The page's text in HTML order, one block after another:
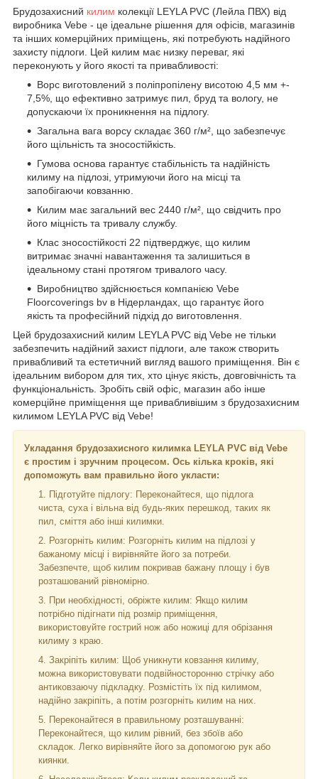
Брудозахисний килим колекції LEYLA PVC (Лейла ПВХ) від
виробника Vebe - це ідеальне рішення для офісів, магазинів
та інших комерційних приміщень, які потребують надійного
захисту підлоги. Цей килим має низку переваг, які
переконують у його якості та привабливості:
Ворс виготовлений з поліпропілену висотою 4,5 мм +-
7,5%, що ефективно затримує пил, бруд та вологу, не
допускаючи їх проникнення на підлогу.
Загальна вага ворсу складає 360 г/м², що забезпечує
його щільність та зносостійкість.
Гумова основа гарантує стабільність та надійність
килиму на підлозі, утримуючи його на місці та
запобігаючи ковзанню.
Килим має загальний вес 2440 г/м², що свідчить про
його міцність та тривалу службу.
Клас зносостійкості 22 підтверджує, що килим
витримає значні навантаження та залишиться в
ідеальному стані протягом тривалого часу.
Виробництво здійснюється компанією Vebe
Floorcoverings bv в Нідерландах, що гарантує його
якість та професійний підхід до виготовлення.
Цей брудозахисний килим LEYLA PVC від Vebe не тільки
забезпечить надійний захист підлоги, але також створить
привабливий та естетичний вигляд вашого приміщення. Він є
ідеальним вибором для тих, хто цінує якість, довговічність та
функціональність. Зробіть свій офіс, магазин або інше
комерційне приміщення ще привабливішим з брудозахисним
килимом LEYLA PVC від Vebe!
Укладання брудозахисного килимка LEYLA PVC від Vebe
є простим і зручним процесом. Ось кілька кроків, які
допоможуть вам правильно його укласти:
Підготуйте підлогу: Переконайтеся, що підлога
чиста, суха і вільна від будь-яких перешкод, таких як
пил, сміття або інші килимки.
Розгорніть килим: Розгорніть килим на підлозі у
бажаному місці і вирівняйте його за потреби.
Забезпечте, щоб килим покривав бажану площу і був
розташований рівномірно.
При необхідності, обріжте килим: Якщо килим
потрібно підігнати під розмір приміщення,
використовуйте гострий нож або ножиці для обрізання
килиму з краю.
Закріпіть килим: Щоб уникнути ковзання килиму,
можна використовувати подвійносторонню стрічку або
антиковзаючу підкладку. Розмістіть їх під килимом,
надійно закріпіть, а потім розгорніть килим на них.
Переконайтеся в правильному розташуванні:
Переконайтеся, що килим рівний, без збоїв або
складок. Легко вирівняйте його за допомогою рук або
киянки.